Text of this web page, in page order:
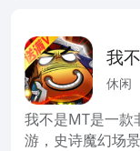
我
机
休闲
我不是MT是一款
游，史诗魔幻场